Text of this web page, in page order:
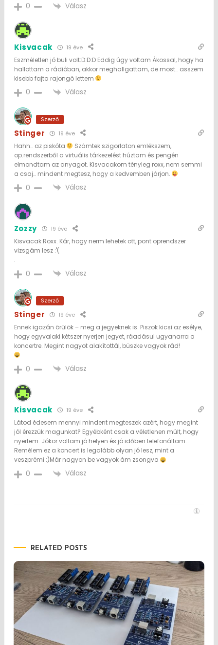
0 Válasz
Kisvacak 19 éve
Eszméletlen jó buli volt:D:D:D Eddig úgy voltam Ákossal, hogy ha
hallottam a rádióban, akkor meghallgattam, de most… asszem
kisebb fajta rajongó lettem
0 Válasz
Szerző
Stinger 19 éve
Hahh… az piskóta
Számtek szigorlaton emlékszem,
op.rendszerből a virtuális tárkezelést húztam és pengén
elmondtam az anyagot. Kisvacakom tényleg roxx, nem semmi
a csaj… mindent megtesz, hogy a kedvemben járjon.
0 Válasz
Zozzy 19 éve
Kisvacak Roxx. Kár, hogy nerm lehetek ott, pont oprendszer
vizsgám lesz :'(
.
0 Válasz
Szerző
Stinger 19 éve
Ennek igazán örülök – meg a jegyeknek is. Piszok kicsi az esélye,
hogy egyvalaki kétszer nyerjen jegyet, ráadásul ugyanarra a
koncertre. Megint nagyot alakítottál, büszke vagyok rád!
0 Válasz
Kisvacak 19 éve
Látod édesem mennyi mindent megteszek azért, hogy megint
jól érezzük magunkat? Egyébként csak a véletlenen múlt, hogy
nyertem. Jókor voltam jó helyen és jó időben telefonáltam…
Remélem ez a koncert is legalább olyan jó lesz, mint a
veszprémi :)Már nagyon be vagyok ám zsongva
0 Válasz
RELATED POSTS